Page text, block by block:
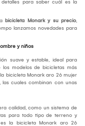
detalles para saber cuál es la
bicicleta Monark y su precio,
lanzamos novedades para
y niños
suave y estable, ideal para
modelos de bicicletas más
bicicleta Monark aro 26 mujer
las cuales combinan con unas
calidad, como un sistema de
para todo tipo de terreno y
la bicicleta Monark aro 26